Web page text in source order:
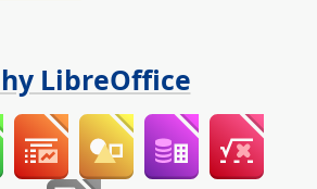
LibreOffice